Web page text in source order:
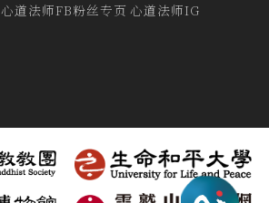
心道法师FB粉丝专页 心道法师IG